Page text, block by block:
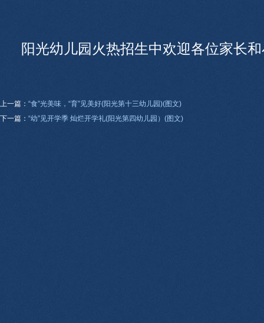
阳光幼儿园火热招生中欢迎各位家长和
上一篇： “食”光美味，“育”见美好(阳光第十三幼儿园)(图文)
下一篇： “幼”见开学季 灿烂开学礼(阳光第四幼儿园）(图文)